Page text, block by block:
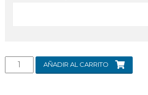
AÑADIR AL CARRITO